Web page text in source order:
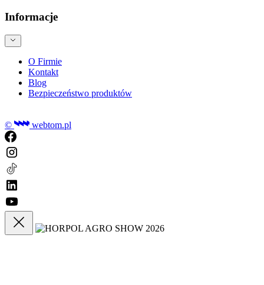
Informacje
O Firmie
Kontakt
Blog
Bezpieczeństwo produktów
© webtom.pl